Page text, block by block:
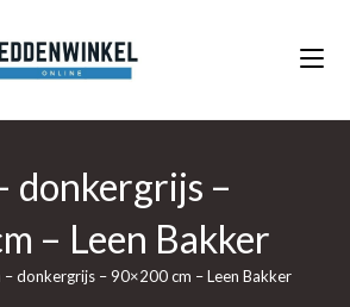
donkergrijs –
– Leen Bakker
– donkergrijs – 90×200 cm – Leen Bakker